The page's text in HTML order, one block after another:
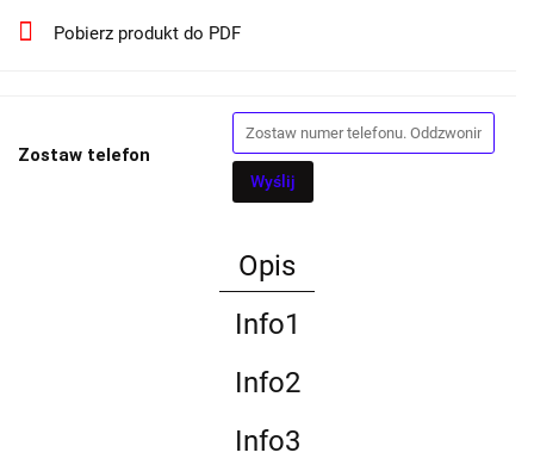
Pobierz produkt do PDF
Zostaw telefon
Wyślij
Opis
Info1
Info2
Info3